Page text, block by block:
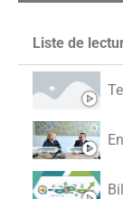
Liste de